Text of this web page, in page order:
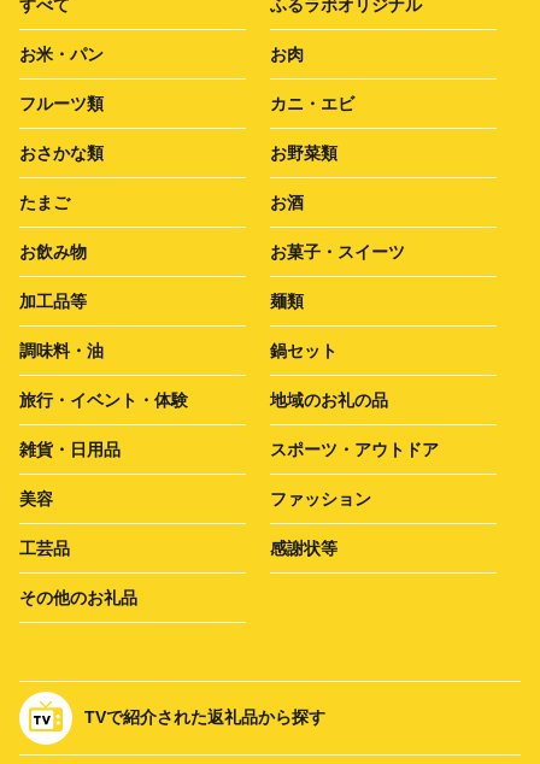
すべて ふるラボオリジナル
お米・パン お肉
フルーツ類 カニ・エビ
おさかな類 お野菜類
たまご お酒
お飲み物 お菓子・スイーツ
加工品等 麺類
調味料・油 鍋セット
旅行・イベント・体験 地域のお礼の品
雑貨・日用品 スポーツ・アウトドア
美容 ファッション
工芸品 感謝状等
その他のお礼品
TVで紹介された返礼品から探す